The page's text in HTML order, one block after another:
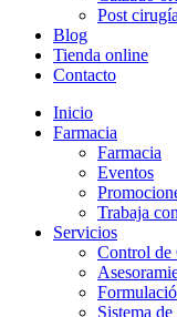
Post
Blog
Tienda online
Contacto
Inicio
Farmacia
Farmacia
Eventos
Trabaja
Servicios
Control de
Sistema